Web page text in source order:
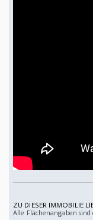
ZU DIESER IMMOBILIE
Alle Flächenangaben